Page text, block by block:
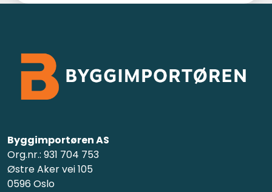
Byggimportøren AS
Org.nr.: 931 704 753
Østre Aker vei 105
0596 Oslo